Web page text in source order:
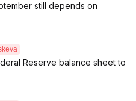
still depends on
Reserve balance sheet to